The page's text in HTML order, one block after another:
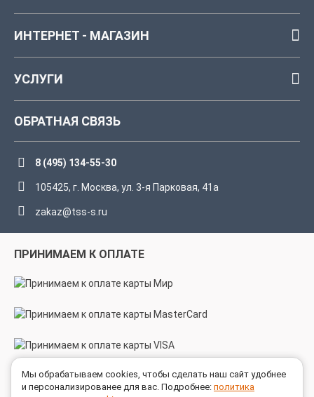
ИНТЕРНЕТ - МАГАЗИН
УСЛУГИ
ОБРАТНАЯ СВЯЗЬ
8 (495) 134-55-30
105425, г. Москва, ул. 3-я Парковая, 41а
zakaz@tss-s.ru
ПРИНИМАЕМ К ОПЛАТЕ
МЫ В СОЦСЕТЯХ
Мы обрабатываем cookies, чтобы сделать наш сайт удобнее
и персонализированее для вас. Подробнее: политика